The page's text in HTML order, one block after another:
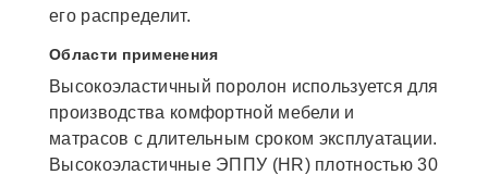
его распределит.
Области применения
Высокоэластичный поролон используется для
производства комфортной мебели и
матрасов с длительным сроком эксплуатации.
Высокоэластичные ЭППУ (HR) плотностью 30